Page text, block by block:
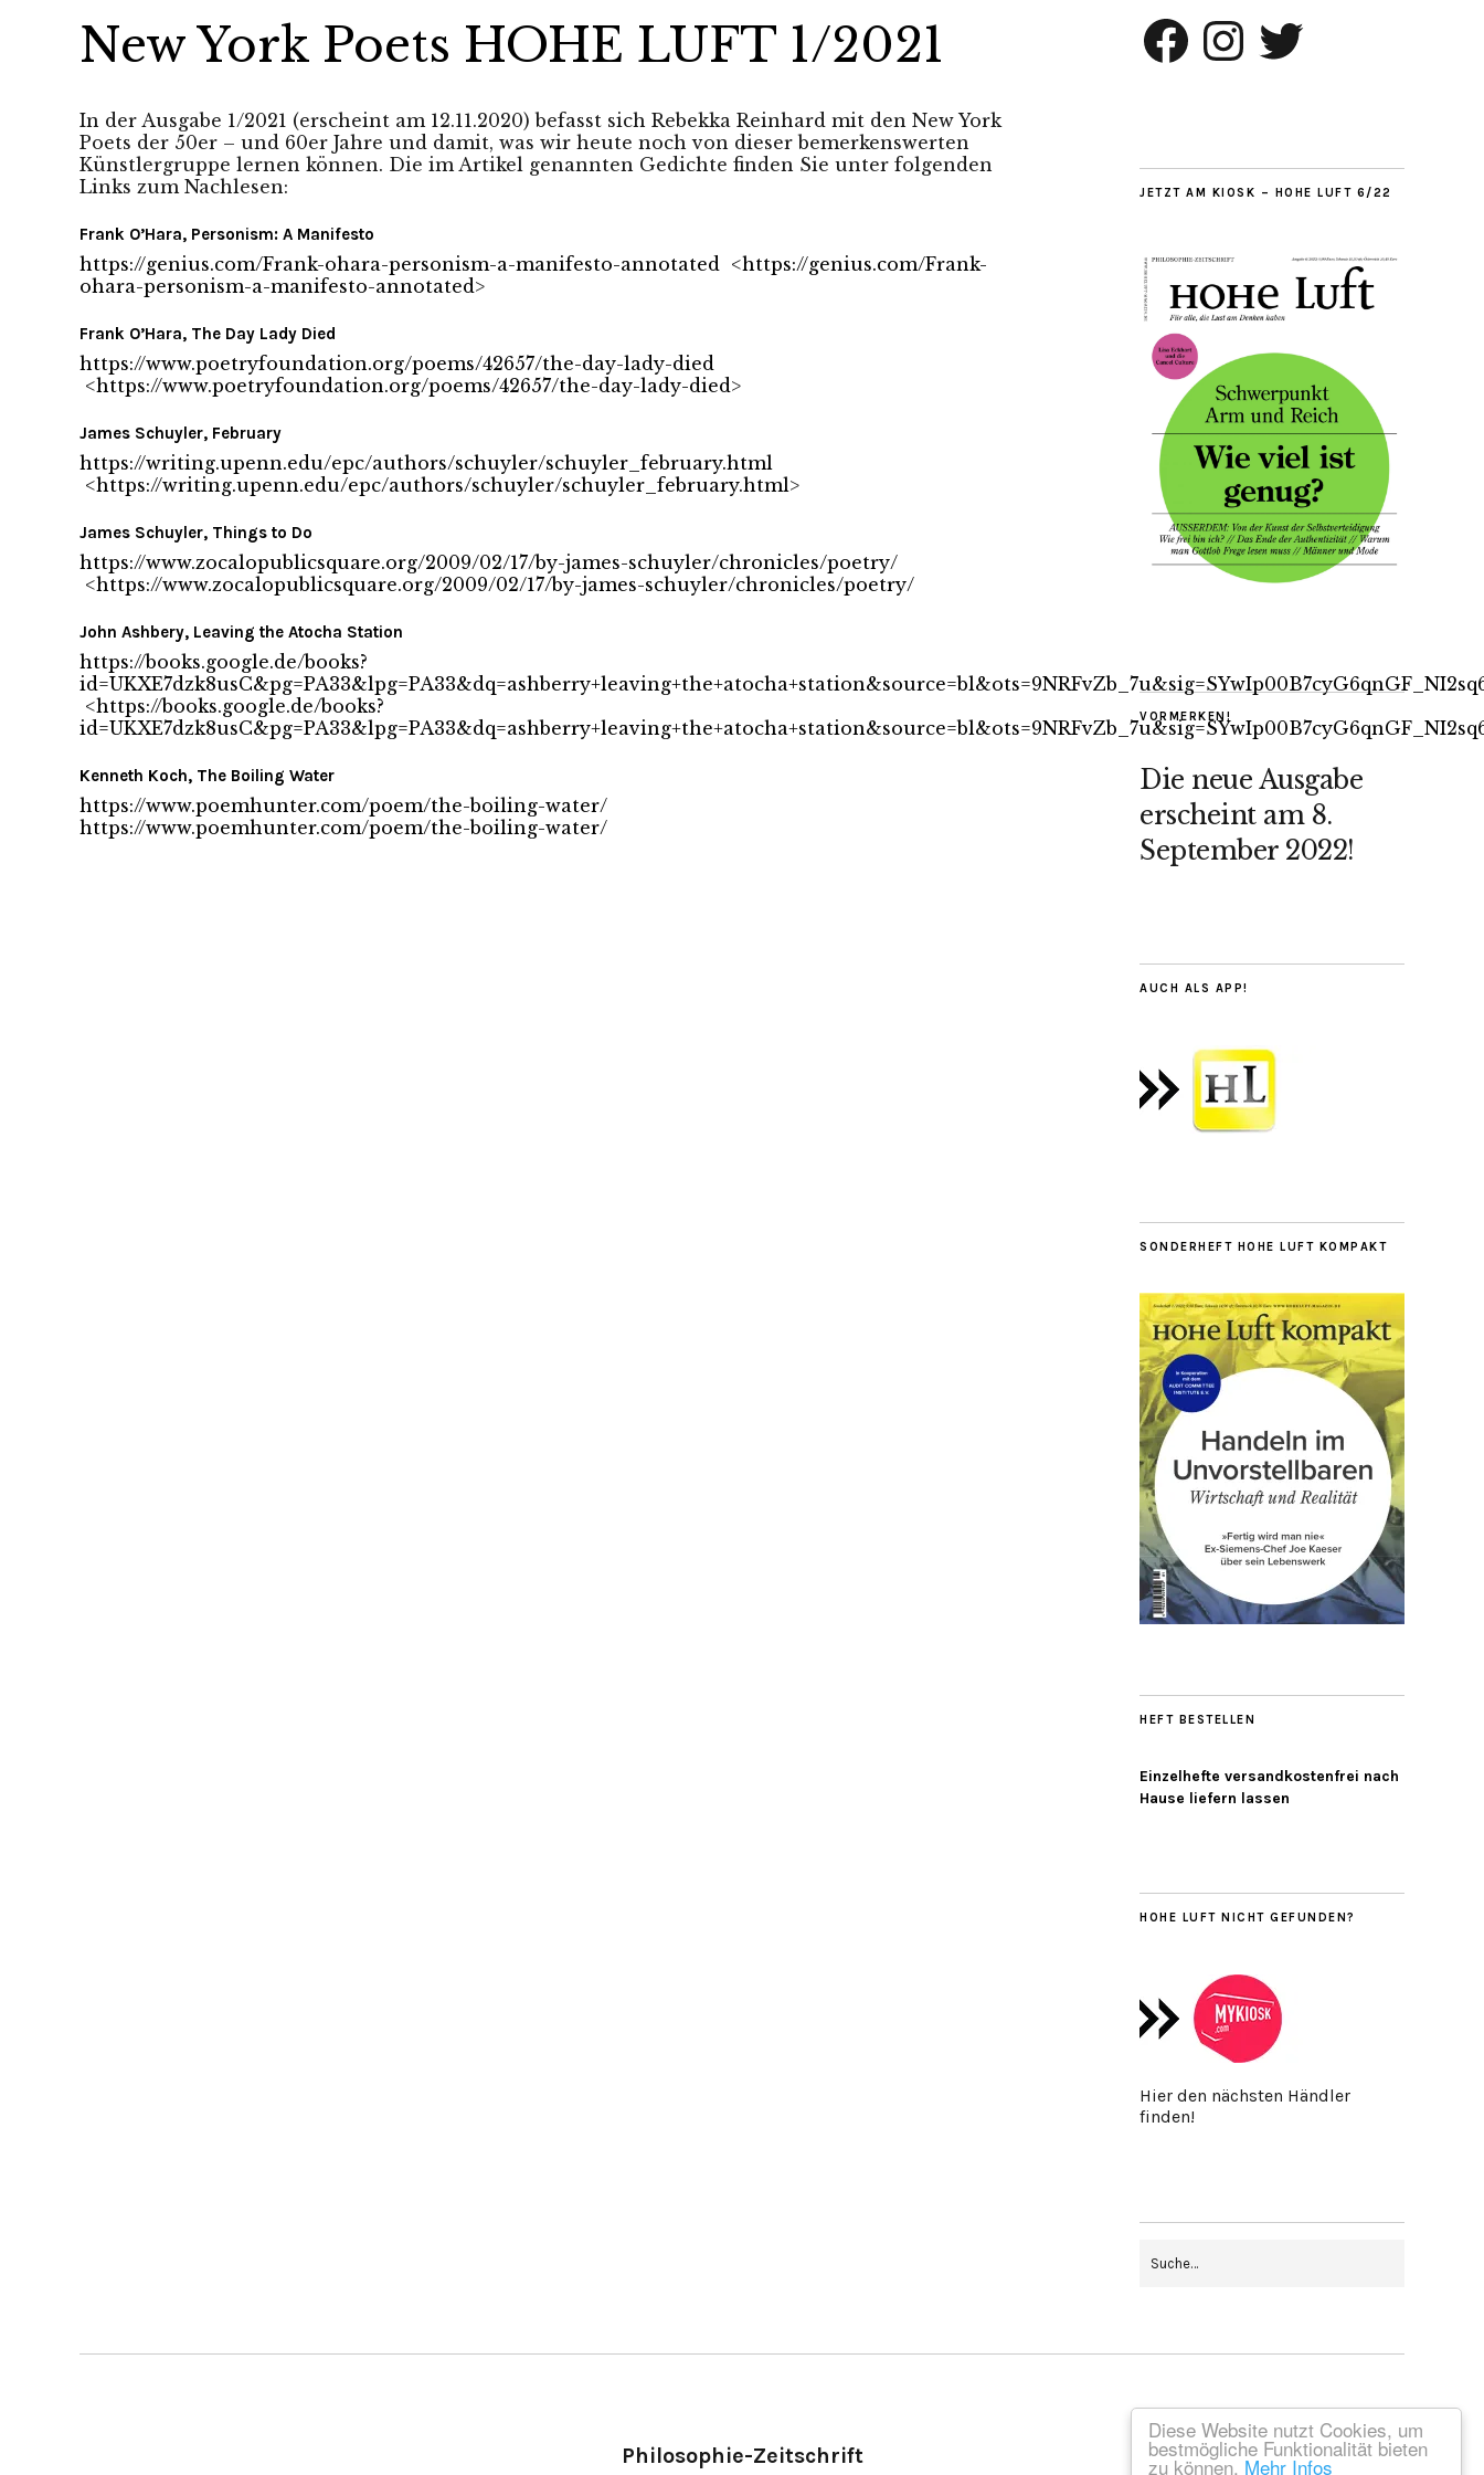
Diese Website nutzt Cookies, um
bestmögliche Funktionalität bieten
zu können. Mehr Infos
New York Poets HOHE LUFT 1/2021
In der Ausgabe 1/2021 (erscheint am 12.11.2020) befasst sich Rebekka Reinhard mit den New York
Poets der 50er – und 60er Jahre und damit, was wir heute noch von dieser bemerkenswerten
Künstlergruppe lernen können. Die im Artikel genannten Gedichte finden Sie unter folgenden
Links zum Nachlesen:
Frank O’Hara, Personism: A Manifesto
https://genius.com/Frank-ohara-personism-a-manifesto-annotated <https://genius.com/Frank-
ohara-personism-a-manifesto-annotated>
Frank O’Hara, The Day Lady Died
https://www.poetryfoundation.org/poems/42657/the-day-lady-died
<https://www.poetryfoundation.org/poems/42657/the-day-lady-died>
James Schuyler, February
https://writing.upenn.edu/epc/authors/schuyler/schuyler_february.html
<https://writing.upenn.edu/epc/authors/schuyler/schuyler_february.html>
James Schuyler, Things to Do
https://www.zocalopublicsquare.org/2009/02/17/by-james-schuyler/chronicles/poetry/
<https://www.zocalopublicsquare.org/2009/02/17/by-james-schuyler/chronicles/poetry/
John Ashbery, Leaving the Atocha Station
https://books.google.de/books?
<https://books.google.de/books?
Kenneth Koch, The Boiling Water
https://www.poemhunter.com/poem/the-boiling-water/
https://www.poemhunter.com/poem/the-boiling-water/
Facebook InstagramTwitter
JETZT AM KIOSK – HOHE LUFT 6/22
VORMERKEN!
Die neue Ausgabe
erscheint am 8.
September 2022!
AUCH ALS APP!
SONDERHEFT HOHE LUFT KOMPAKT
HEFT BESTELLEN
Einzelhefte versandkostenfrei nach
Hause liefern lassen
HOHE LUFT NICHT GEFUNDEN?
Hier den nächsten Händler
finden!
Philosophie-Zeitschrift